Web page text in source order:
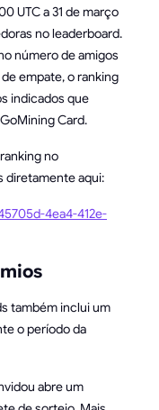
UTC a 31 de março
no leaderboard.
número de amigos
empate, o ranking
indicados que
Card.
no
diretamente aqui:
4ea4-412e-
também inclui um
o período da
abre um